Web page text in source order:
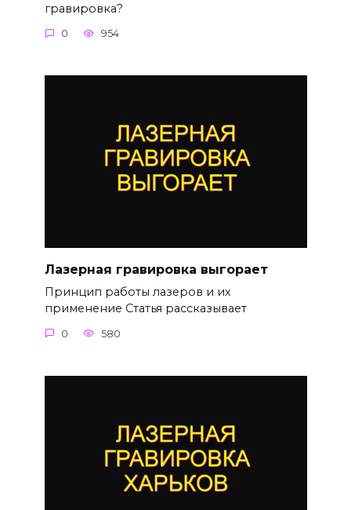
гравировка?
0 954
Лазерная гравировка выгорает
Принцип работы лазеров и их
применение Статья рассказывает
0 580